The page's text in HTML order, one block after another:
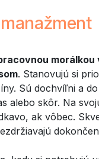
morálkou
. Stanovujú si
Sú dochvíľni a
alebo skôr. Na
ak vôbec.